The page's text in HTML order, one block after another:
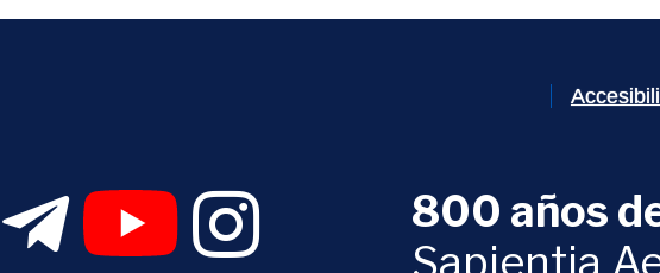
UVa (se abrirá en una nueva ventana)
Digital UVa (se abrirá en una nueva ventana)
Telegram Digital UVa (se abrirá en una nueva ventana)
YouTube Digital UVa (se abrirá en una nueva ventana)
Instagram Digital UVa (se abrirá en una nueva
800 años
Sapientia